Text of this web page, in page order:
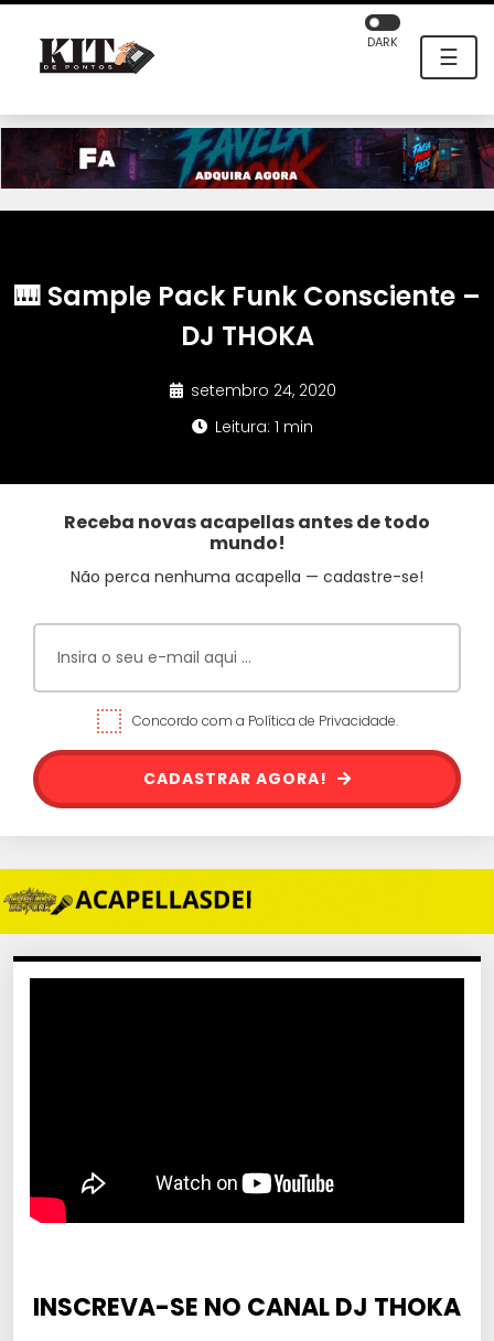
☰
DARK
🎹 Sample Pack Funk Consciente –
DJ THOKA
setembro 24, 2020
Leitura: 1 min
Receba novas acapellas antes de todo
mundo!
Não perca nenhuma acapella — cadastre-se!
Concordo com a Política de Privacidade.
CADASTRAR AGORA!
INSCREVA-SE NO CANAL DJ THOKA